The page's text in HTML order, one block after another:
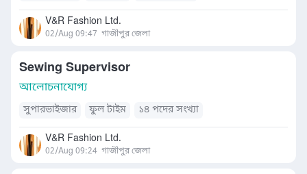
V&R Fashion Ltd.
02/Aug 09:47 গাজীপুর জেলা
Sewing Supervisor
আলোচনাযোগ্য
সুপারভাইজার ফুল টাইম ১৪ পদের সংখ্যা
V&R Fashion Ltd.
02/Aug 09:24 গাজীপুর জেলা